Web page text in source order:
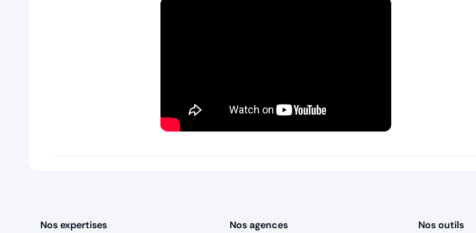
Nos expertises Nos agences Nos outils